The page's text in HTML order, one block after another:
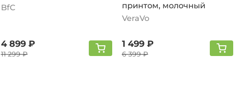
BfC
4 899 ₽
11 299 ₽
принтом, молочный
VeraVo
1 499 ₽
6 399 ₽